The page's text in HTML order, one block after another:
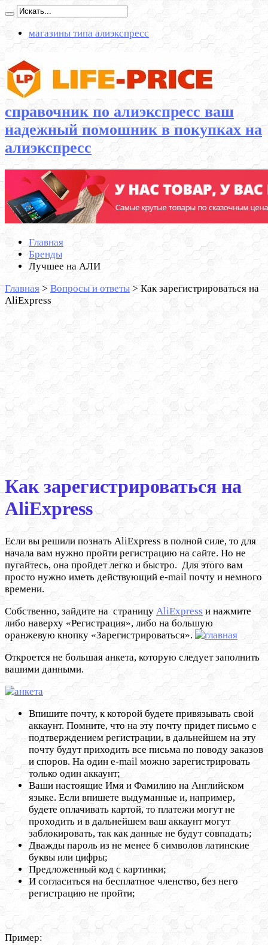
магазины типа алиэкспресс
справочник по алиэкспресс ваш
надежный помошник в покупках на
алиэкспресс
Главная
Бренды
Лучшее на АЛИ
Главная > Вопросы и ответы > Как зарегистрироваться на
AliExpress
Как зарегистрироваться на
AliExpress
Если вы решили познать AliExpress в полной силе, то для
начала вам нужно пройти регистрацию на сайте. Но не
пугайтесь, она пройдет легко и быстро. Для этого вам
просто нужно иметь действующий e-mail почту и немного
времени.
Собственно, зайдите на страницу AliExpress и нажмите
либо наверху «Регистрация», либо на большую
оранжевую кнопку «Зарегистрироваться».
Откроется не большая анкета, которую следует заполнить
вашими данными.
Впишите почту, к которой будете привязывать свой
аккаунт. Помните, что на эту почту придет письмо с
подтверждением регистрации, в дальнейшем на эту
почту будут приходить все письма по поводу заказов
и споров. На один e-mail можно зарегистрировать
только один аккаунт;
Ваши настоящие Имя и Фамилию на Английском
языке. Если впишете выдуманные и, например,
будете оплачивать картой, то платежи могут не
проходить и в дальнейшем ваш аккаунт могут
заблокировать, так как данные не будут совпадать;
Дважды пароль из не менее 6 символов латинские
буквы или цифры;
Предложенный код с картинки;
И согласиться на бесплатное членство, без него
регистрацию не пройти;
Пример: